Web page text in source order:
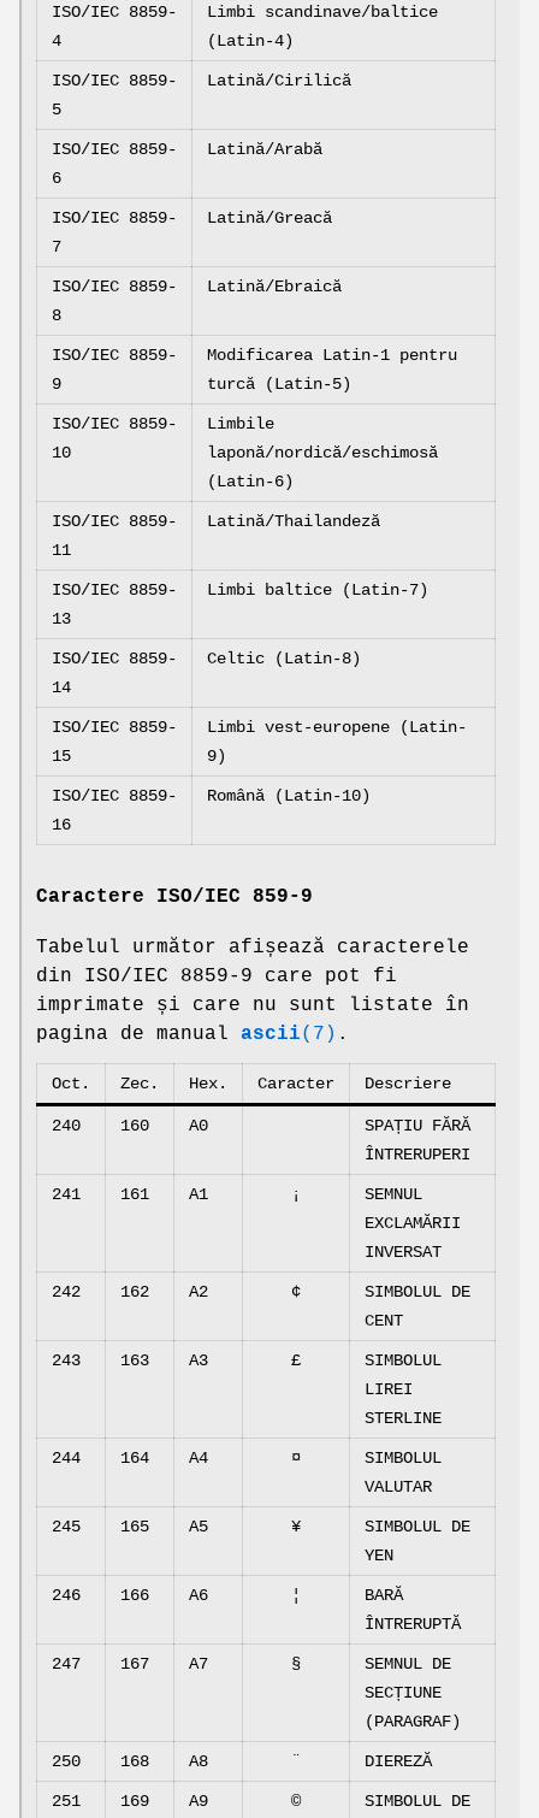
ISO/IEC 8859-
4
Limbi scandinave/baltice
(Latin-4)
ISO/IEC 8859-
5
Latină/Cirilică
ISO/IEC 8859-
6
Latină/Arabă
ISO/IEC 8859-
7
Latină/Greacă
ISO/IEC 8859-
8
Latină/Ebraică
ISO/IEC 8859-
9
Modificarea Latin-1 pentru
turcă (Latin-5)
ISO/IEC 8859-
10
Limbile
laponă/nordică/eschimosă
(Latin-6)
ISO/IEC 8859-
11
Latină/Thailandeză
ISO/IEC 8859-
13
Limbi baltice (Latin-7)
ISO/IEC 8859-
14
Celtic (Latin-8)
ISO/IEC 8859-
15
Limbi vest-europene (Latin-
9)
ISO/IEC 8859-
16
Română (Latin-10)
Caractere ISO/IEC 859-9
Tabelul următor afișează caracterele
din ISO/IEC 8859-9 care pot fi
imprimate și care nu sunt listate în
pagina de manual ascii(7) .
Oct. Zec. Hex. Caracter Descriere
240 160 A0
SPAȚIU FĂRĂ
ÎNTRERUPERI
241 161 A1 ¡
SEMNUL
EXCLAMĂRII
INVERSAT
242 162 A2 ¢
SIMBOLUL DE
CENT
243 163 A3 £
SIMBOLUL
LIREI
STERLINE
244 164 A4 ¤
SIMBOLUL
VALUTAR
245 165 A5 ¥
SIMBOLUL DE
YEN
246 166 A6 ¦
BARĂ
ÎNTRERUPTĂ
247 167 A7 §
SEMNUL DE
SECȚIUNE
(PARAGRAF)
250 168 A8 ¨ DIEREZĂ
251 169 A9 © SIMBOLUL DE